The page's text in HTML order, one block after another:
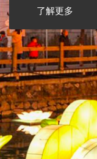
了解更多
了解更多
了解更多